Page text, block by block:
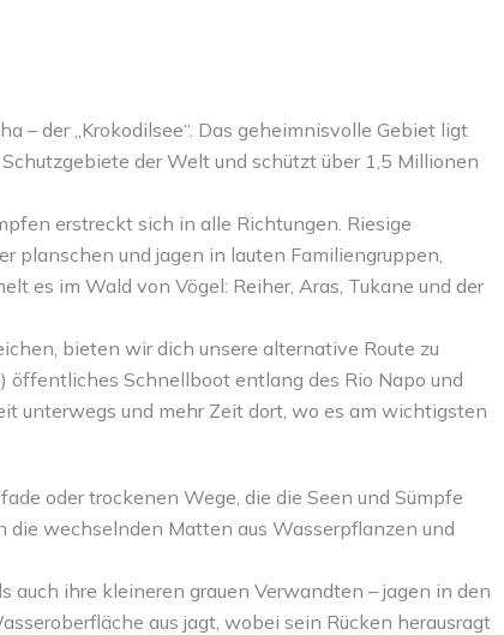
– der „Krokodilsee“. Das geheimnisvolle Gebiet ligt
der Welt und schützt über 1,5 Millionen
erstreckt sich in alle Richtungen. Riesige
planschen und jagen in lauten Familiengruppen,
es im Wald von Vögel: Reiher, Aras, Tukane und der
bieten wir dich unsere alternative Route zu
öffentliches Schnellboot entlang des Rio Napo und
unterwegs und mehr Zeit dort, wo es am wichtigsten
oder trockenen Wege, die die Seen und Sümpfe
die wechselnden Matten aus Wasserpflanzen und
ihre kleineren grauen Verwandten – jagen in den
aus jagt, wobei sein Rücken herausragt